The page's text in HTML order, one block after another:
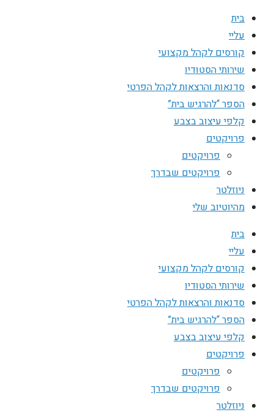
בית
עליי
קורסים לקהל מקצועי
שירותי הסטודיו
סדנאות והרצאות לקהל הפרטי
הספר “להרגיש בית”
קלפי עיצוב בצבע
פרויקטים
פרויקטים
פרויקטים שבדרך
ניוזלטר
מהיוטיוב שלי
בית
עליי
קורסים לקהל מקצועי
שירותי הסטודיו
סדנאות והרצאות לקהל הפרטי
הספר “להרגיש בית”
קלפי עיצוב בצבע
פרויקטים
פרויקטים
פרויקטים שבדרך
ניוזלטר